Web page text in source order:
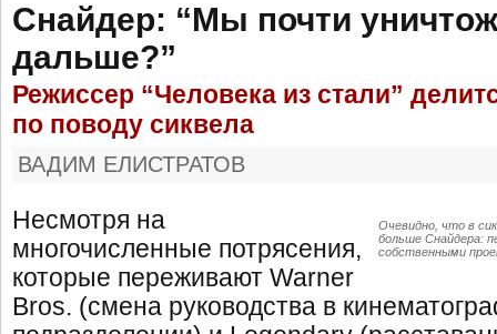
Снайдер: “Мы почти
дальше?”
Режиссер “Человека из стали”
по поводу сиквела
ВАДИМ ЕЛИСТРАТОВ
Очевидно, что в
больше Снайдера:
собственными
Несмотря на
многочисленные потрясения,
которые переживают Warner
Bros. (смена руководства в